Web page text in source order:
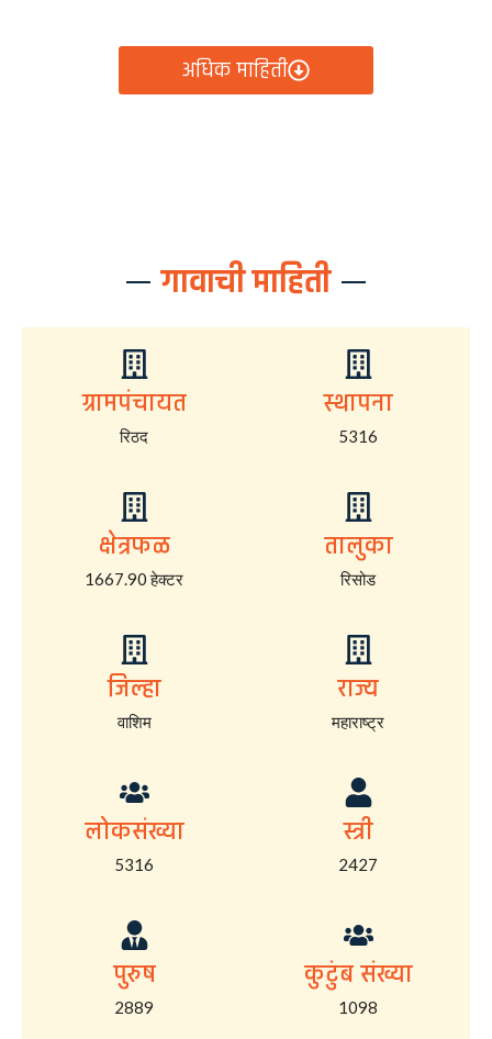
अधिक माहिती
गावाची माहिती
ग्रामपंचायत
रिठद
स्थापना
5316
क्षेत्रफळ
1667.90 हेक्टर
तालुका
रिसोड
जिल्हा
वाशिम
राज्य
महाराष्ट्र
लोकसंख्या
5316
स्त्री
2427
पुरुष
2889
कुटुंब संख्या
1098